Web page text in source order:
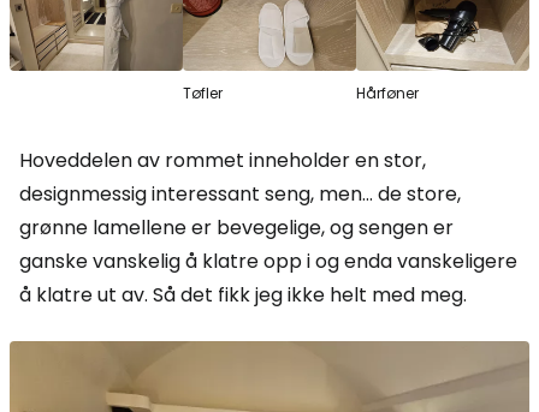
Tøfler Hårføner
Hoveddelen av rommet inneholder en stor,
designmessig interessant seng, men... de store,
grønne lamellene er bevegelige, og sengen er
ganske vanskelig å klatre opp i og enda vanskeligere
å klatre ut av. Så det fikk jeg ikke helt med meg.